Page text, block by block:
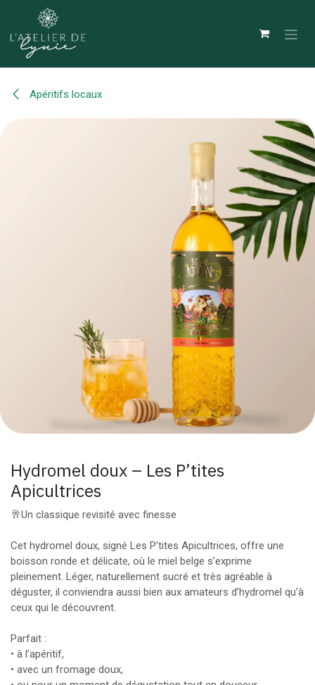
Se rendre au contenu
Apéritifs locaux
Hydromel doux – Les P’tites
Apicultrices
🥂Un classique revisité avec finesse
Cet hydromel doux, signé Les P’tites Apicultrices, offre une
boisson ronde et délicate, où le miel belge s’exprime
pleinement. Léger, naturellement sucré et très agréable à
déguster, il conviendra aussi bien aux amateurs d’hydromel qu’à
ceux qui le découvrent.
Parfait :
• à l’apéritif,
• avec un fromage doux,